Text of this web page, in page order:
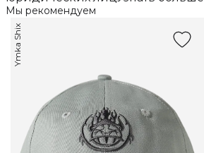
Мы рекомендуем
Ymka Shix